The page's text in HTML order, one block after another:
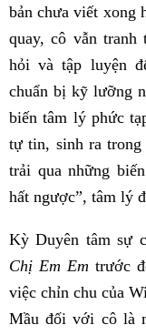
bản chưa viết xong
quay, cô vẫn
hỏi và tập luyện
chuẩn bị kỹ lưỡng
biến tâm lý phức
tự tin, sinh ra
trải qua những
hất ngược”, tâm lý
Kỳ Duyên tâm sự
Chị Em Em trước
việc chỉn chu của
Mầu đối với cô là